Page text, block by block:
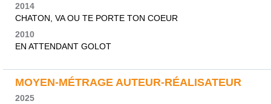
2014
CHATON, VA OU TE PORTE TON COEUR
2010
EN ATTENDANT GOLOT
MOYEN-MÉTRAGE AUTEUR-RÉALISATEUR
2025